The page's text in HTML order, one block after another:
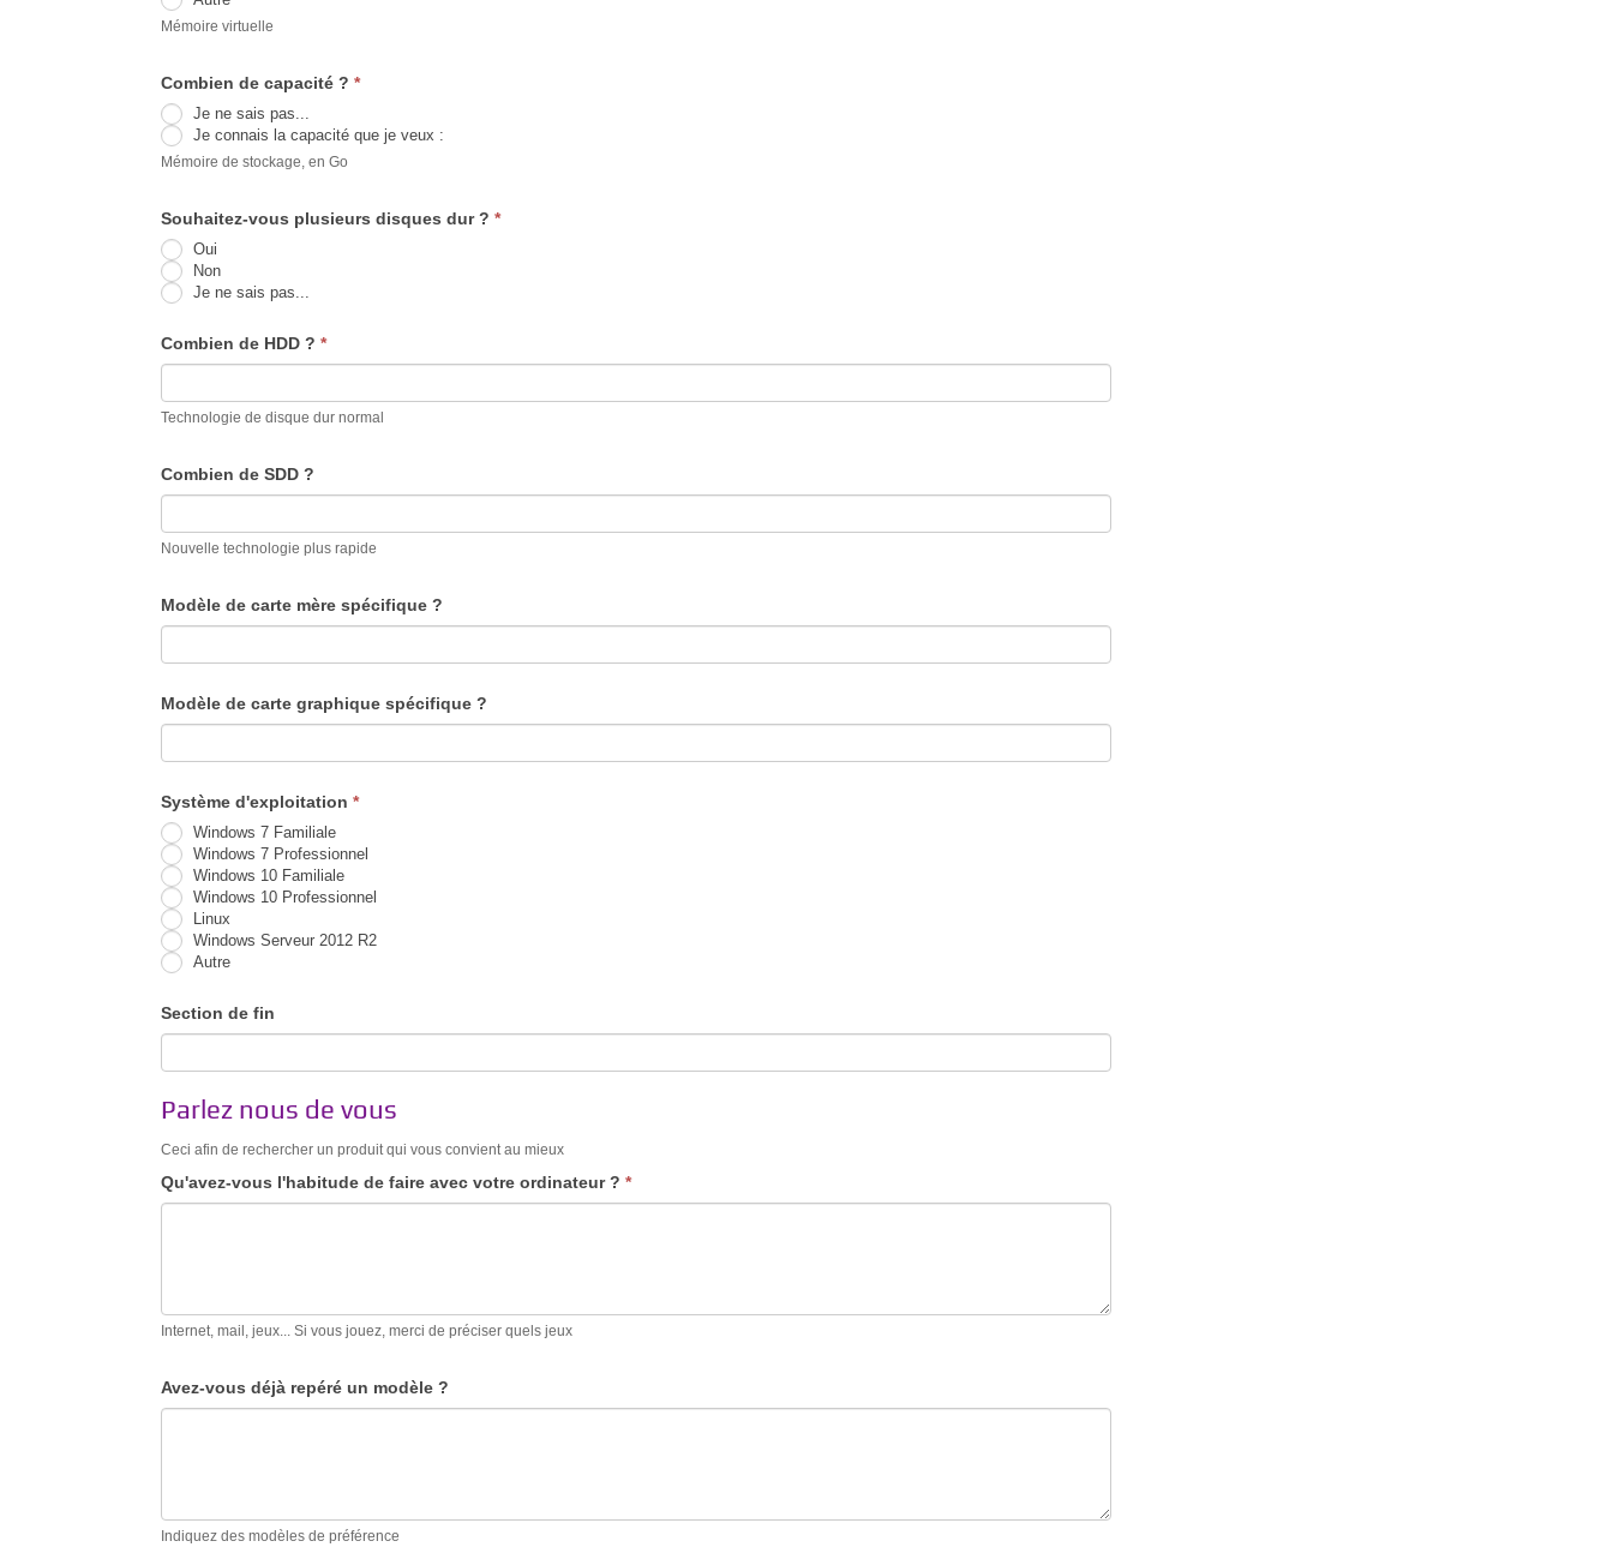
Autre
Mémoire virtuelle
Combien de capacité ?*
Je ne sais pas...
Je connais la capacité que je veux :
Je
capacité
je
veux
Mémoire de stockage, en Go
Souhaitez-vous plusieurs disques dur ?*
Oui
Non
Je ne sais pas...
Combien de HDD ?*
Technologie de disque dur normal
Combien de SDD ?
Nouvelle technologie plus rapide
Modèle de carte mère spécifique ?
Modèle de carte graphique spécifique ?
Système d'exploitation*
Windows 7 Familiale
Windows 7 Professionnel
Windows 10 Familiale
Windows 10 Professionnel
Linux
Windows Serveur 2012 R2
Autre
Section de fin
Parlez nous de vous
Ceci afin de rechercher un produit qui vous convient au mieux
Qu'avez-vous l'habitude de faire avec votre ordinateur ?*
Internet, mail, jeux... Si vous jouez, merci de préciser quels jeux
Avez-vous déjà repéré un modèle ?
Indiquez des modèles de préférence